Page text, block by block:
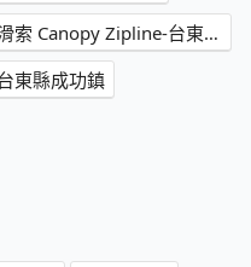
花蓮縣→竹湖山居 櫟見之丘樹冠滑索 Canopy Zipline-台東民宿(編號677)
東縣成功鎮